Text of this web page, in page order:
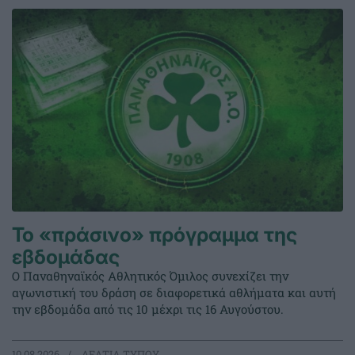
Το «πράσινο» πρόγραμμα της
εβδομάδας
Ο Παναθηναϊκός Αθλητικός Όμιλος συνεχίζει την
αγωνιστική του δράση σε διαφορετικά αθλήματα και αυτή
την εβδομάδα από τις 10 μέχρι τις 16 Αυγούστου.